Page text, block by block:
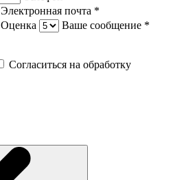
Электронная почта *
Оценка
Ваше сообщение *
Согласиться на обработку